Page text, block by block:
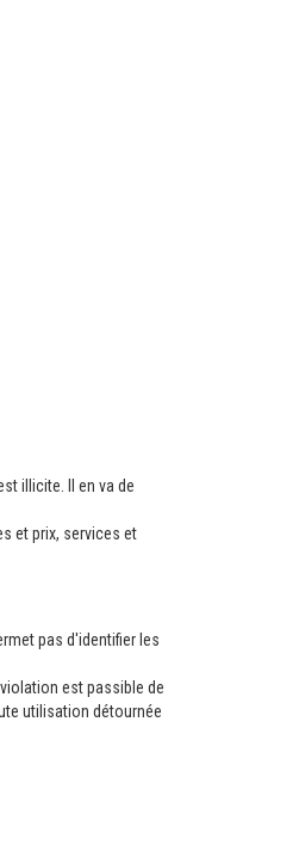
illicite. Il en va de
et prix, services et
pas d'identifier les
est passible de
utilisation détournée